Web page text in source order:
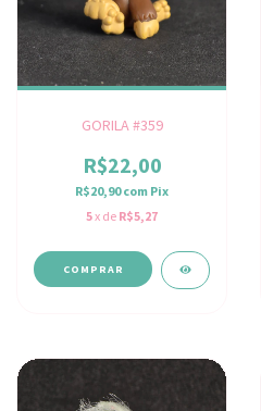
GORILA #359
R$22,00
R$20,90com Pix
5x de R$5,27